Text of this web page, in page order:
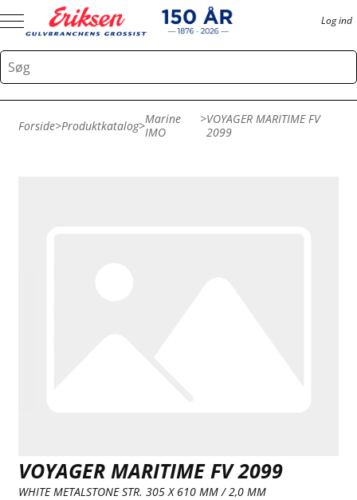
Log ind
Forside>Produktkatalog>Marine
IMO
>VOYAGER MARITIME FV
2099
VOYAGER MARITIME FV 2099
WHITE METALSTONE STR. 305 X 610 MM / 2,0 MM